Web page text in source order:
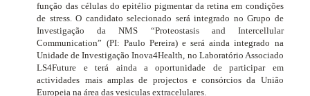
função das células do epitélio pigmentar da retina em condições
de stress. O candidato selecionado será integrado no Grupo de
Investigação da NMS “Proteostasis and Intercellular
Communication” (PI: Paulo Pereira) e será ainda integrado na
Unidade de Investigação Inova4Health, no Laboratório Associado
LS4Future e terá ainda a oportunidade de participar em
actividades mais amplas de projectos e consórcios da União
Europeia na área das vesiculas extracelulares.